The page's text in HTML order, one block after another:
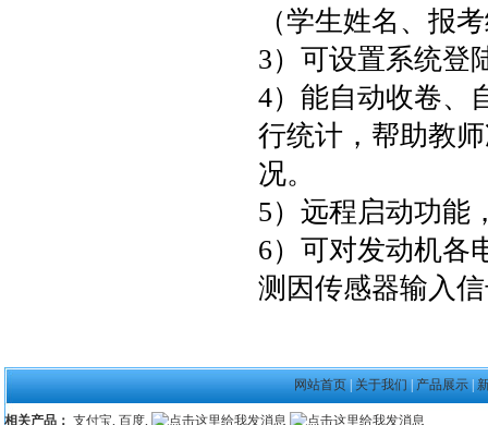
（学生姓名、报
3）可设置系统登
4）能自动收卷、
行统计，帮助教
况。
5）远程启动功能
6）可对发动机各
测因传感器输入
网站首页 关于我们 产品展示
相关产品： 支付宝, 百度,